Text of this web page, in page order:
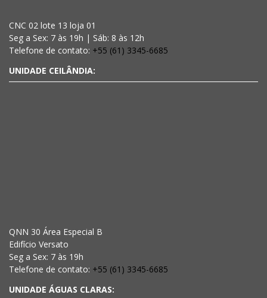
CNC 02 lote 13 loja 01
Seg a Sex: 7 às 19h | Sáb: 8 às 12h
Telefone de contato: +55 (61) 3345-6685
UNIDADE CEILÂNDIA:
QNN 30 Área Especial B
Edifício Versato
Seg a Sex: 7 às 19h
Telefone de contato: +55 (61) 3345-6685
UNIDADE ÁGUAS CLARAS: